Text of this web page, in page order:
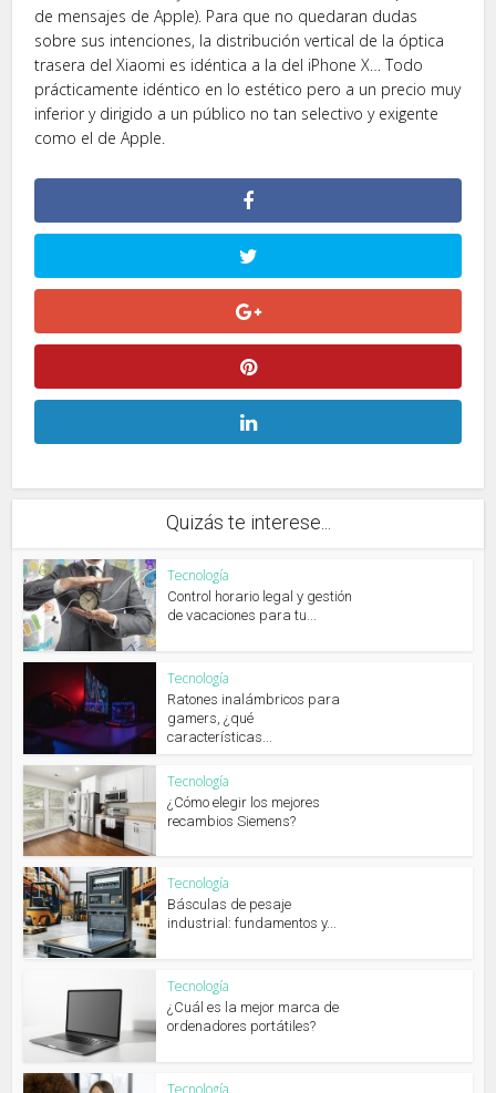
de mensajes de Apple). Para que no quedaran dudas
sobre sus intenciones, la distribución vertical de la óptica
trasera del Xiaomi es idéntica a la del iPhone X… Todo
prácticamente idéntico en lo estético pero a un precio muy
inferior y dirigido a un público no tan selectivo y exigente
como el de Apple.
Quizás te interese...
Tecnología
Control horario legal y gestión
de vacaciones para tu...
Tecnología
Ratones inalámbricos para
gamers, ¿qué
características...
Tecnología
¿Cómo elegir los mejores
recambios Siemens?
Tecnología
Básculas de pesaje
industrial: fundamentos y...
Tecnología
¿Cuál es la mejor marca de
ordenadores portátiles?
Tecnología